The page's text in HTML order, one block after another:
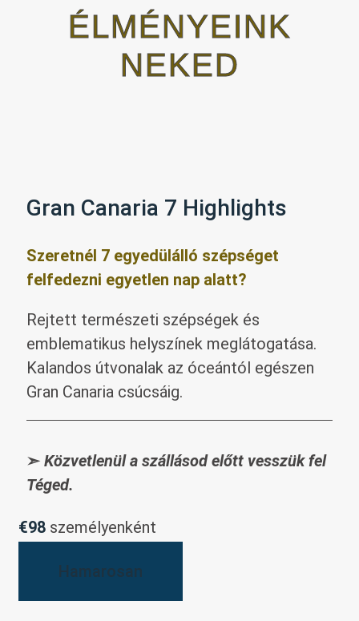
ÉLMÉNYEINK
NEKED
Gran Canaria 7 Highlights
Szeretnél 7 egyedülálló szépséget
felfedezni egyetlen nap alatt?
Rejtett természeti szépségek és
emblematikus helyszínek meglátogatása.
Kalandos útvonalak az óceántól egészen
Gran Canaria csúcsáig.
➣ Közvetlenül a szállásod előtt vesszük fel
Téged.
€98 személyenként
Hamarosan